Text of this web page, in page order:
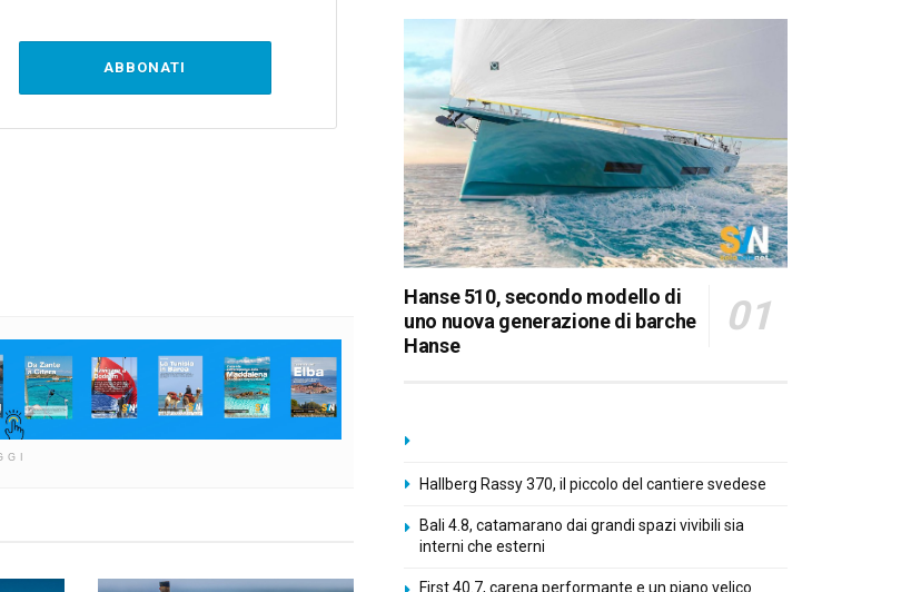
ABBONATI
Hanse 510, secondo modello di
uno nuova generazione di barche
Hanse
Hallberg Rassy 370, il piccolo del cantiere svedese
Bali 4.8, catamarano dai grandi spazi vivibili sia
interni che esterni
First 40.7, carena performante e un piano velico